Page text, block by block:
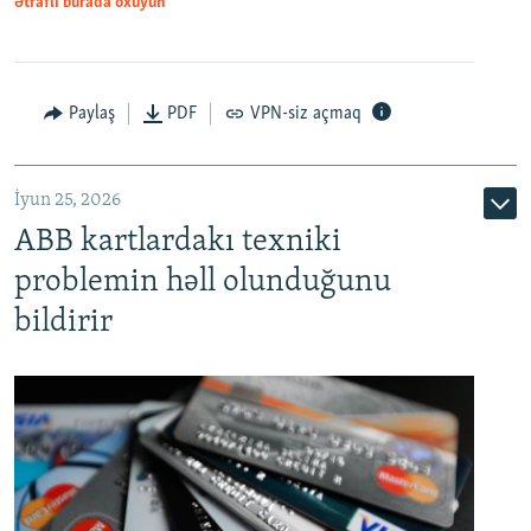
Auto 240p 360p 480p
720p 1080p
Paylaş PDF VPN-siz açmaq
İyun 25, 2026
ABB kartlardakı texniki
problemin həll olunduğunu
bildirir